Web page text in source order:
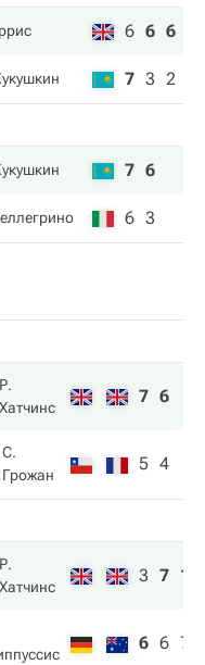
6 6 6
7 3 2
7 6
6 3
Р.
Хатчинс
7 6
С.
Грожан
5 4
Р.
Хатчинс
3 7 10
6 6 7